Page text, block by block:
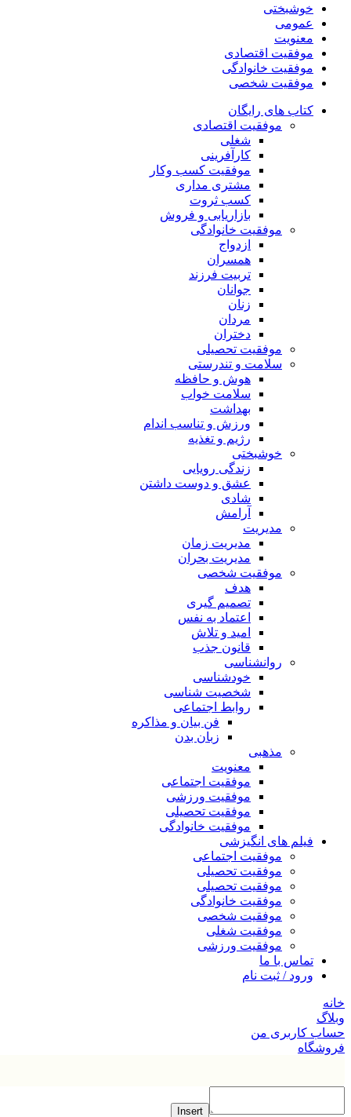
خوشبختی
عمومی
معنویت
موفقیت اقتصادی
موفقیت خانوادگی
موفقیت شخصی
کتاب های رایگان
موفقیت اقتصادی
شغلی
کارآفرینی
موفقیت کسب وکار
مشتری مداری
کسب ثروت
بازاریابی و فروش
موفقیت خانوادگی
ازدواج
همسران
تربیت فرزند
جوانان
زنان
مردان
دختران
موفقیت تحصیلی
سلامت و تندرستی
هوش و حافظه
سلامت خواب
بهداشت
ورزش و تناسب اندام
رژیم و تغذیه
خوشبختی
زندگی رویایی
عشق و دوست داشتن
شادی
آرامش
مدیریت
مدیریت زمان
مدیریت بحران
موفقیت شخصی
هدف
تصمیم گیری
اعتماد به نفس
امید و تلاش
قانون جذب
روانشناسی
خودشناسی
شخصیت شناسی
روابط اجتماعی
فن بیان و مذاکره
زبان بدن
مذهبی
معنویت
موفقیت اجتماعی
موفقیت ورزشی
موفقیت تحصیلی
موفقیت خانوادگی
فیلم های انگیزشی
موفقیت اجتماعی
موفقیت تحصیلی
موفقیت تحصیلی
موفقیت خانوادگی
موفقیت شخصی
موفقیت شغلی
موفقیت ورزشی
تماس با ما
ورود / ثبت نام
خانه
وبلاگ
حساب کاربری من
فروشگاه
Insert